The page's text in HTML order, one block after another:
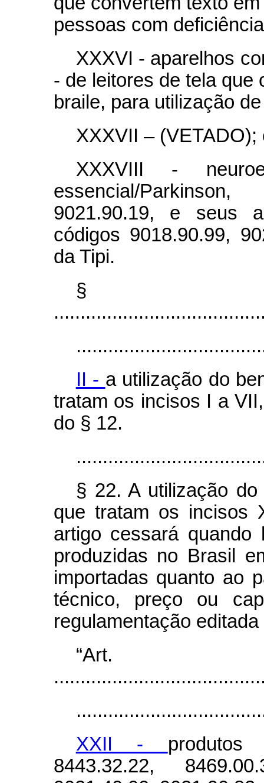
pessoas com
XXXVI - aparelhos
- de leitores de tela que
braile, para utilização
XXXVII – (VETADO);
XXXVIII -
essencial/
9021.90.19, e seus
códigos 9018.90.99,
da Tipi.
§
II - a utilização do
tratam os incisos I a
do § 12.
§ 22. A utilização
que tratam os incisos
artigo cessará quando
produzidas no Brasil
importadas quanto ao
técnico, preço ou
regulamentação
XXII -
8443.32.22,